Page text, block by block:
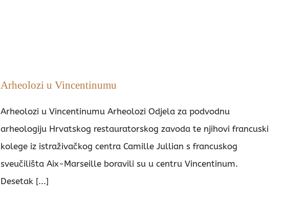
Arheolozi u Vincentinumu
Arheolozi u Vincentinumu Arheolozi Odjela za podvodnu
arheologiju Hrvatskog restauratorskog zavoda te njihovi francuski
kolege iz istraživačkog centra Camille Jullian s francuskog
sveučilišta Aix-Marseille boravili su u centru Vincentinum.
Desetak [...]